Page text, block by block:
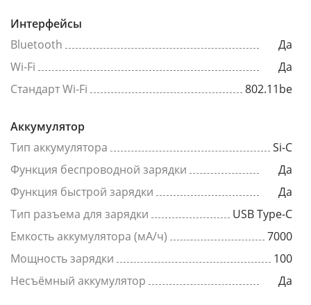
Интерфейсы
Bluetooth
Да
Wi-Fi
Да
Стандарт Wi-Fi
802.11be
Аккумулятор
Тип аккумулятора
Si-C
Функция беспроводной зарядки
Да
Функция быстрой зарядки
Да
Тип разъема для зарядки
USB Type-C
Емкость аккумулятора (мА/ч)
7000
Мощность зарядки
100
Несъёмный аккумулятор
Да